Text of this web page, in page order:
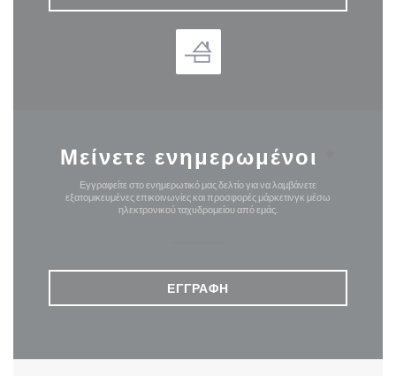
Μείνετε ενημερωμένοι
Εγγραφείτε στο ενημερωτικό μας δελτίο για να λαμβάνετε
εξατομικευμένες επικοινωνίες και προσφορές μάρκετινγκ μέσω
ηλεκτρονικού ταχυδρομείου από εμάς.
ΕΓΓΡΑΦΉ